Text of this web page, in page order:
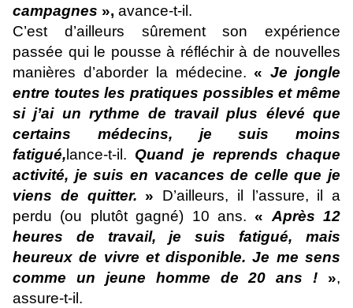
campagnes », avance-t-il.
C’est d’ailleurs sûrement son expérience
passée qui le pousse à réfléchir à de nouvelles
manières d’aborder la médecine.«Je jongle
entre toutes les pratiques possibles et même
si j’ai un rythme de travail plus élevé que
certains médecins, je suis moins
fatigué, lance-t-il. Quand je reprends chaque
activité, je suis en vacances de celle que je
viens de quitter. » D’ailleurs, il l’assure, il a
perdu (ou plutôt gagné) 10 ans.« Après 12
heures de travail, je suis fatigué, mais
heureux de vivre et disponible. Je me sens
comme un jeune homme de 20 ans ! »,
assure-t-il.